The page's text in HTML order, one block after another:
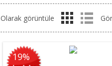
Olarak görüntüle
19%